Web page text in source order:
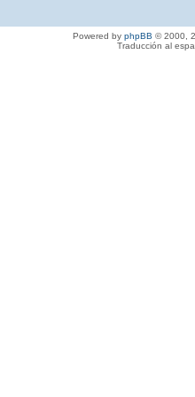
Powered by phpBB © 2000,
Traducción al